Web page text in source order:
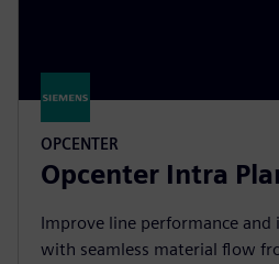
OPCENTER
Opcenter Intra
Improve line performance and
with seamless material flow